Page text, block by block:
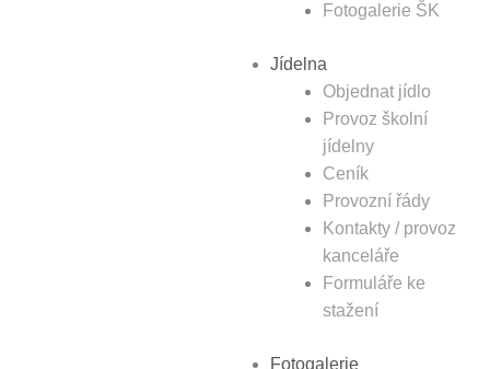
Fotogalerie ŠK
Jídelna
Objednat jídlo
Provoz školní
jídelny
Ceník
Provozní řády
Kontakty / provoz
kanceláře
Formuláře ke
stažení
Fotogalerie